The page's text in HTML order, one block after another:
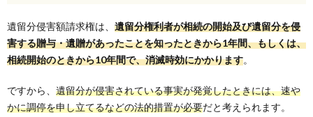
遺留分侵害額請求権は、 遺留分権利者が相続の開始及び遺留分を侵
害する贈与・遺贈があったことを知ったときから1年間、もしくは、
相続開始のときから10年間で、消滅時効にかかります。
ですから、 遺留分が侵害されている事実が発覚したときには、速や
かに調停を申し立てるなどの法的措置が必要だと考えられます。